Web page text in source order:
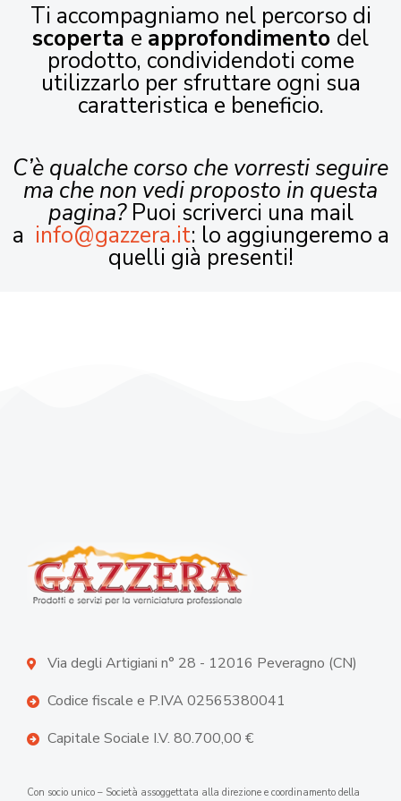
Ti accompagniamo nel percorso di
scoperta e approfondimento del
prodotto, condividendoti come
utilizzarlo per sfruttare ogni sua
caratteristica e beneficio.
C’è qualche corso che vorresti seguire
ma che non vedi proposto in questa
pagina?Puoi scriverci una mail
a info@gazzera.it: lo aggiungeremo a
quelli già presenti!
Via degli Artigiani n° 28 - 12016 Peveragno (CN)
Codice fiscale e P.IVA 02565380041
Capitale Sociale I.V. 80.700,00 €
Con socio unico – Società assoggettata alla direzione e coordinamento della